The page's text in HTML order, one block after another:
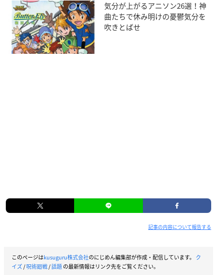
気分が上がるアニソン26選！神
曲たちで休み明けの憂鬱気分を
吹きとばせ
記事の内容について報告する
このページはkusuguru株式会社のにじめん編集部が作成・配信しています。 ク
イズ/呪術廻戦/話題の最新情報はリンク先をご覧ください。